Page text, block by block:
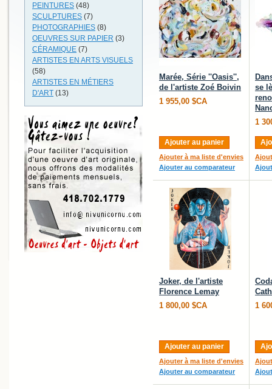
Marée, Série ''Oasis'',
de l'artiste Zoé Boivin
1 955,00 $CA
Ajouter au panier
Ajouter à ma liste d'envies
Ajouter au comparateur
se
1
Joker, de l'artiste
Florence Lemay
1 800,00 $CA
Ajouter au panier
Ajouter à ma liste d'envies
Ajouter au comparateur
1
PEINTURES (48)
SCULPTURES (7)
PHOTOGRAPHIES (8)
OEUVRES SUR PAPIER (3)
CÉRAMIQUE (7)
ARTISTES EN ARTS VISUELS
(58)
ARTISTES EN MÉTIERS
D'ART (13)